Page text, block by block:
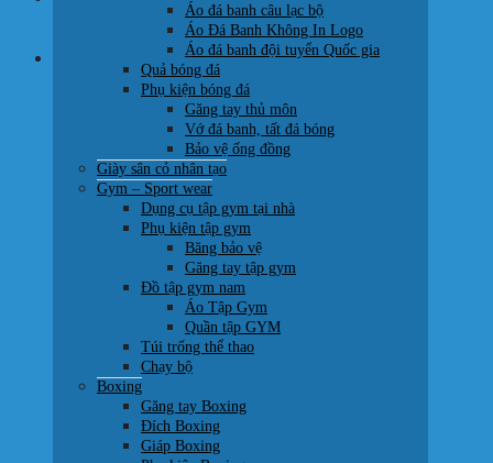
0707 22 77 93
Chưa có sản phẩm trong giỏ hàng.
Quay trở lại cửa hàng
Áo đá banh câu lạc bộ
Áo Đá Banh Không In Logo
Áo đá banh đội tuyển Quốc gia
Quả bóng đá
Phụ kiện bóng đá
Găng tay thủ môn
Vớ đá banh, tất đá bóng
Bảo vệ ống đồng
Giày sân cỏ nhân tạo
Gym – Sport wear
Dụng cụ tập gym tại nhà
Phụ kiện tập gym
Băng bảo vệ
Găng tay tập gym
Đồ tập gym nam
Áo Tập Gym
Quần tập GYM
Túi trống thể thao
Chạy bộ
Boxing
Găng tay Boxing
Đích Boxing
Giáp Boxing